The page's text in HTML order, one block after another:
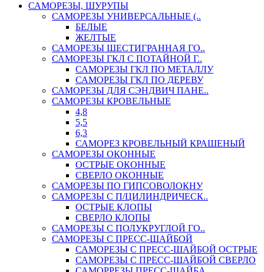
САМОРЕЗЫ, ШУРУПЫ
САМОРЕЗЫ УНИВЕРСАЛЬНЫЕ (..
БЕЛЫЕ
ЖЕЛТЫЕ
САМОРЕЗЫ ШЕСТИГРАННАЯ ГО..
САМОРЕЗЫ ГКЛ С ПОТАЙНОЙ Г..
САМОРЕЗЫ ГКЛ ПО МЕТАЛЛУ
САМОРЕЗЫ ГКЛ ПО ДЕРЕВУ
САМОРЕЗЫ ДЛЯ СЭНДВИЧ ПАНЕ..
САМОРЕЗЫ КРОВЕЛЬНЫЕ
4,8
5,5
6,3
САМОРЕЗ КРОВЕЛЬНЫЙ КРАШЕНЫЙ
САМОРЕЗЫ ОКОННЫЕ
ОСТРЫЕ ОКОННЫЕ
СВЕРЛО ОКОННЫЕ
САМОРЕЗЫ ПО ГИПСОВОЛОКНУ
САМОРЕЗЫ С П/ЦИЛИНДРИЧЕСК..
ОСТРЫЕ КЛОПЫ
СВЕРЛО КЛОПЫ
САМОРЕЗЫ С ПОЛУКРУГЛОЙ ГО..
САМОРЕЗЫ С ПРЕСС-ШАЙБОЙ
САМОРЕЗЫ С ПРЕСС-ШАЙБОЙ ОСТРЫЕ
САМОРЕЗЫ С ПРЕСС-ШАЙБОЙ СВЕРЛО